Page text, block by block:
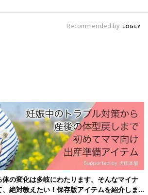
Recommended by
の変化は多岐にわたります。そんなマイナ
絶対教えたい！保存版アイテムを紹介しま